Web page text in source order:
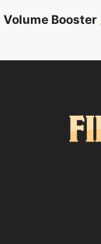
Volume Booster